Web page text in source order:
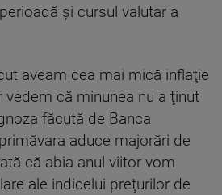
și cursul valutar a
aveam cea mai mică inflaţie
vedem că minunea nu a ţinut
făcută de Banca
aduce majorări de
că abia anul viitor vom
ale indicelui preţurilor de